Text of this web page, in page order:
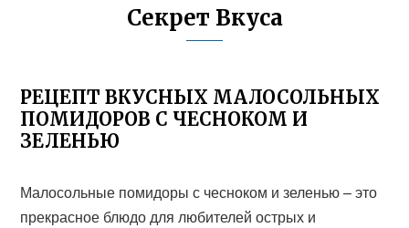
Секрет Вкуса
РЕЦЕПТ ВКУСНЫХ МАЛОСОЛЬНЫХ
ПОМИДОРОВ С ЧЕСНОКОМ И
ЗЕЛЕНЬЮ
Малосольные помидоры с чесноком и зеленью – это
прекрасное блюдо для любителей острых и